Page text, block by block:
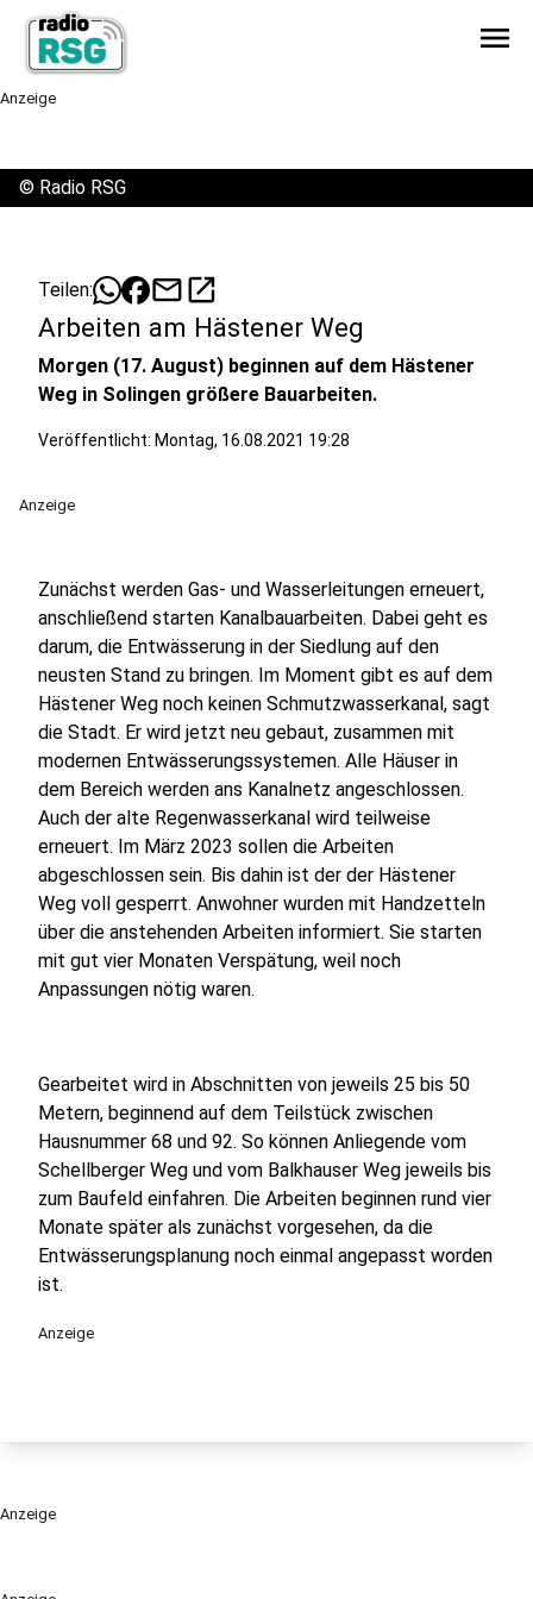
menu
Anzeige
© Radio RSG
Teilen: mailopen_in_new
Arbeiten am Hästener Weg
Morgen (17. August) beginnen auf dem Hästener
Weg in Solingen größere Bauarbeiten.
Veröffentlicht: Montag, 16.08.2021 19:28
Anzeige
Zunächst werden Gas- und Wasserleitungen erneuert,
anschließend starten Kanalbauarbeiten. Dabei geht es
darum, die Entwässerung in der Siedlung auf den
neusten Stand zu bringen. Im Moment gibt es auf dem
Hästener Weg noch keinen Schmutzwasserkanal, sagt
die Stadt. Er wird jetzt neu gebaut, zusammen mit
modernen Entwässerungssystemen. Alle Häuser in
dem Bereich werden ans Kanalnetz angeschlossen.
Auch der alte Regenwasserkanal wird teilweise
erneuert. Im März 2023 sollen die Arbeiten
abgeschlossen sein. Bis dahin ist der der Hästener
Weg voll gesperrt. Anwohner wurden mit Handzetteln
über die anstehenden Arbeiten informiert. Sie starten
mit gut vier Monaten Verspätung, weil noch
Anpassungen nötig waren.
Gearbeitet wird in Abschnitten von jeweils 25 bis 50
Metern, beginnend auf dem Teilstück zwischen
Hausnummer 68 und 92. So können Anliegende vom
Schellberger Weg und vom Balkhauser Weg jeweils bis
zum Baufeld einfahren. Die Arbeiten beginnen rund vier
Monate später als zunächst vorgesehen, da die
Entwässerungsplanung noch einmal angepasst worden
ist.
Anzeige
Anzeige